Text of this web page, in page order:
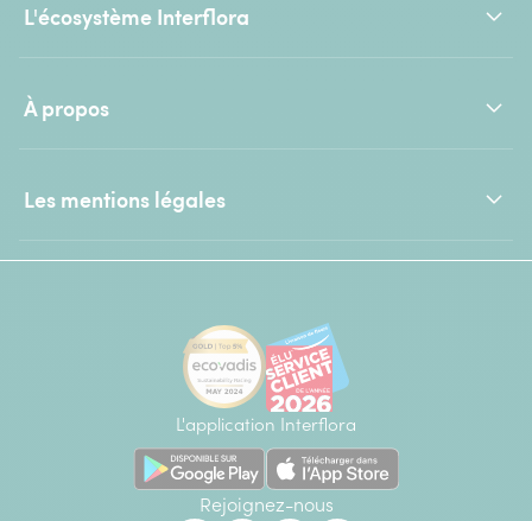
L'écosystème Interflora
À propos
Les mentions légales
L'application Interflora
Rejoignez-nous